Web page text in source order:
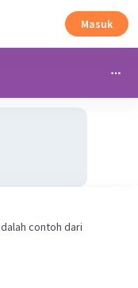
Masuk
contoh dari